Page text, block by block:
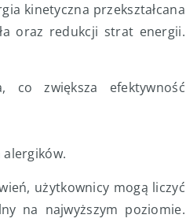
kinetyczna przekształcana
oraz redukcji strat energii.
co zwiększa efektywność
użytkownicy mogą liczyć
na najwyższym poziomie.